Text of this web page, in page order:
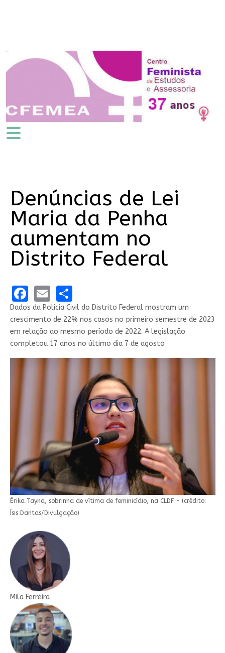
Denúncias de Lei
Maria da Penha
aumentam no
Distrito Federal
Facebook
EmailShare
Dados da Polícia Civil do Distrito Federal mostram um
crescimento de 22% nos casos no primeiro semestre de 2023
em relação ao mesmo período de 2022. A legislação
completou 17 anos no último dia 7 de agosto
Érika Tayna, sobrinha de vítima de feminicídio, na CLDF - (crédito:
Ísis Dantas/Divulgação)
Mila Ferreira